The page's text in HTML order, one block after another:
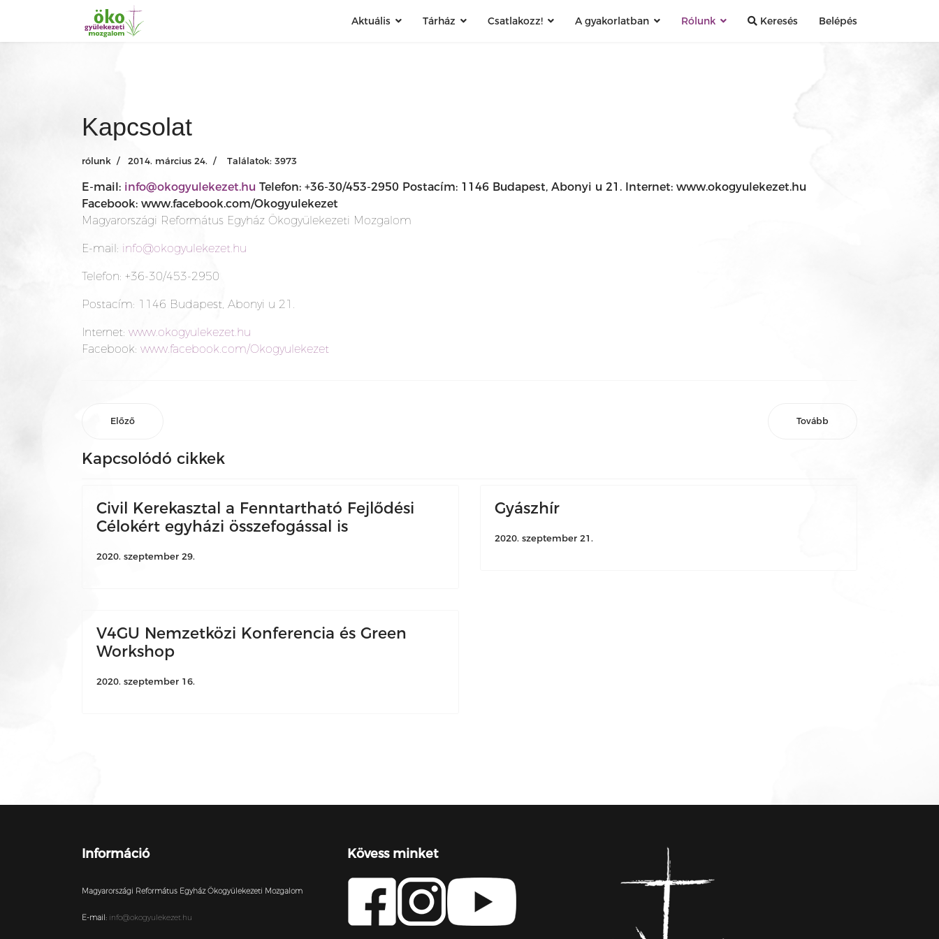
Aktuális Tárház Csatlakozz! A gyakorlatban Rólunk Keresés Belépés
Kapcsolat
rólunk 2014. március 24. Találatok: 3973
E-mail: info@okogyulekezet.hu Telefon: +36-30/453-2950 Postacím: 1146 Budapest, Abonyi u 21. Internet: www.okogyulekezet.hu
Facebook: www.facebook.com/Okogyulekezet
Magyarországi Református Egyház Ökogyülekezeti Mozgalom
E-mail: info@okogyulekezet.hu
Telefon: +36-30/453-2950
Postacím: 1146 Budapest, Abonyi u 21.
Internet: www.okogyulekezet.hu
Facebook: www.facebook.com/Okogyulekezet
Előző Tovább
Kapcsolódó cikkek
Civil Kerekasztal a Fenntartható Fejlődési
Célokért egyházi összefogással is
2020. szeptember 29.
Gyászhír
2020. szeptember 21.
V4GU Nemzetközi Konferencia és Green
Workshop
2020. szeptember 16.
Információ
Magyarországi Református Egyház Ökogyülekezeti Mozgalom
E-mail: info@okogyulekezet.hu
Kövess minket